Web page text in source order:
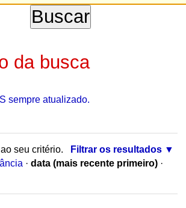
da busca
sempre atualizado.
seu critério.
Filtrar os resultados
· data (mais recente primeiro) ·